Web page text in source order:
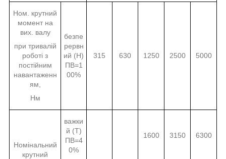
Ном. крутний
момент на
вих. валу
при тривалій
роботі з
постійним
навантаженн
ям,
Нм
безпе
рервн
ий (Н)
ПВ=1
00%
315 630 1250 2500 5000
Номінальний
крутний
важки
й (Т)
ПВ=4
0%
1600 3150 6300